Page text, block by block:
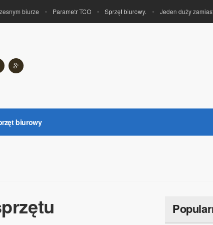
biurze Parametr TCO Sprzęt biurowy. Jeden duży zamiast
biurowy